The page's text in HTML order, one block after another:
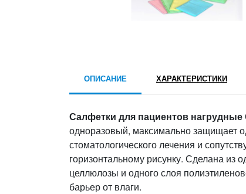
ОПИСАНИЕ ХАРАКТЕРИСТИКИ
Салфетки для пациентов
одноразовый, максимально защищает
стоматологического лечения и
горизонтальному рисунку. Сделана из
целлюлозы и одного слоя
барьер от влаги.